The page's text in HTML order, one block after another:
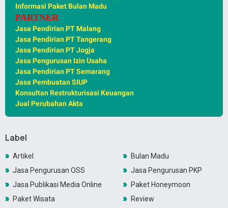
Informasi Paket Bulan Madu
PARTNER
Jasa Pendirian PT Malang
Jasa Pendirian PT Tangerang
Jasa Pendirian PT Jogja
Jasa Pengurusan Izin Usaha
Jasa Pendirian PT Semarang
Jasa Pembuatan SIUP
Konsultan Restrukturisasi Keuangan
Jual Perubahan Akta
Label
Artikel
Bulan Madu
Jasa Pengurusan OSS
Jasa Pengurusan PKP
Jasa Publikasi Media Online
Paket Honeymoon
Paket Wisata
Review